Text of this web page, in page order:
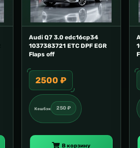
Audi Q7 3.0 edc16cp34
1037383721 ETC DPF EGR
Flaps off
2500 ₽
Кешбэк 250 ₽
В корзину